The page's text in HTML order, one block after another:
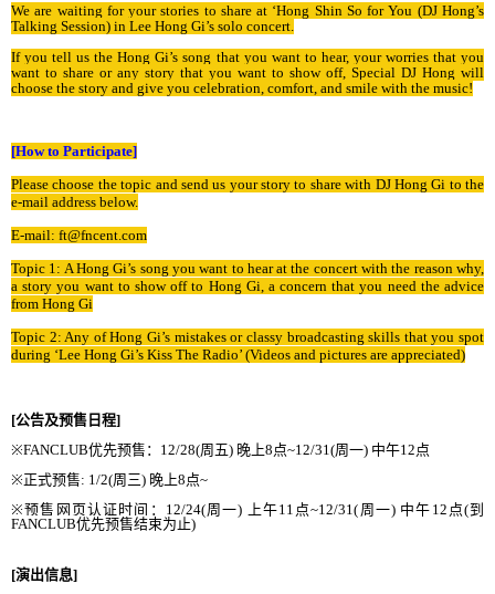
We are waiting for your stories to share at ‘Hong Shin So for You (DJ Hong’s
Talking Session) in Lee Hong Gi’s solo concert.
If you tell us the Hong Gi’s song that you want to hear, your worries that you
want to share or any story that you want to show off, Special DJ Hong will
choose the story and give you celebration, comfort, and smile with the music!
[How to Participate]
Please choose the topic and send us your story to share with DJ Hong Gi to the
e-mail address below.
E-mail: ft@fncent.com
Topic 1: A Hong Gi’s song you want to hear at the concert with the reason why,
a story you want to show off to Hong Gi, a concern that you need the advice
from Hong Gi
Topic 2: Any of Hong Gi’s mistakes or classy broadcasting skills that you spot
during ‘Lee Hong Gi’s Kiss The Radio’ (Videos and pictures are appreciated)
[公告及预售日程]
※FANCLUB优先预售 ： 12/28(周五) 晚 上8 点~12/31(周一) 中午12 点
※正式预售: 1/2(周三) 晚 上8 点~
※预售 网页认证时间 ： 12/24(周一) 上午11 点~12/31( 周一) 中午 12 点(到
FANCLUB优先预售结束为 止)
[演出信息]